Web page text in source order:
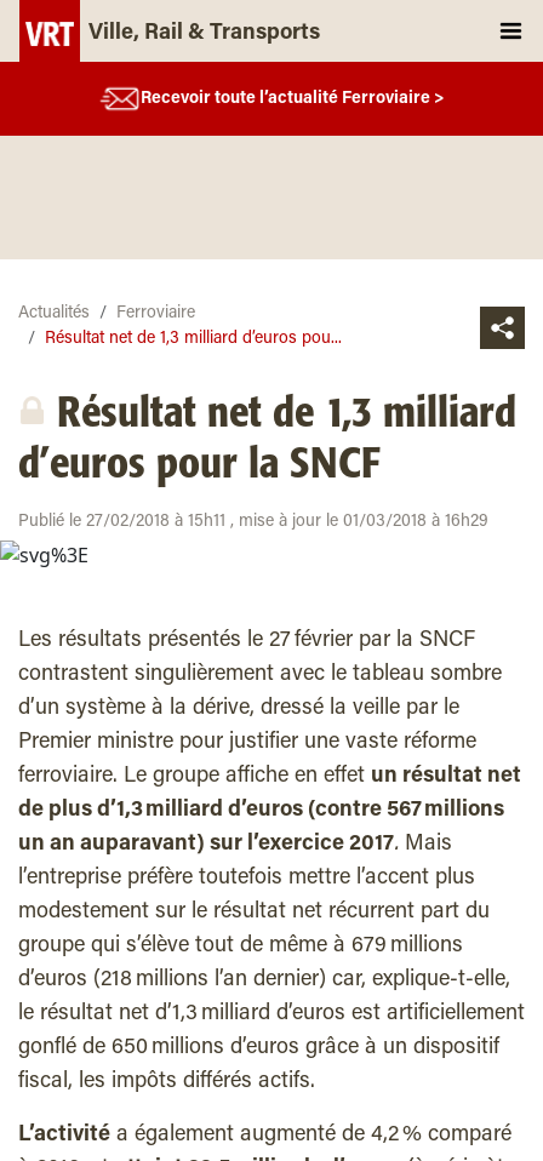
Ville, Rail & Transports
Recevoir toute l’actualité Ferroviaire >
Actualités
Ferroviaire
Résultat net de 1,3 milliard d’euros pou...
Résultat net de 1,3 milliard
d’euros pour la SNCF
Publié le 27/02/2018 à 15h11 , mise à jour le 01/03/2018 à 16h29
Les résultats présentés le 27 février par la SNCF
contrastent singulièrement avec le tableau sombre
d’un système à la dérive, dressé la veille par le
Premier ministre pour justifier une vaste réforme
ferroviaire. Le groupe affiche en effet un résultat net
de plus d’1,3 milliard d’euros (contre 567 millions
un an auparavant) sur l’exercice 2017. Mais
l’entreprise préfère toutefois mettre l’accent plus
modestement sur le résultat net récurrent part du
groupe qui s’élève tout de même à 679 millions
d’euros (218 millions l’an dernier) car, explique-t-elle,
le résultat net d’1,3 milliard d’euros est artificiellement
gonflé de 650 millions d’euros grâce à un dispositif
fiscal, les impôts différés actifs.
L’activité a également augmenté de 4,2 % comparé